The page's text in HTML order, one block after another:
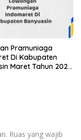
Pramuniaga
Di Kabupaten
Maret Tahun 2025
Ruas yang wajib